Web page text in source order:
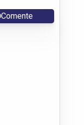
Comente